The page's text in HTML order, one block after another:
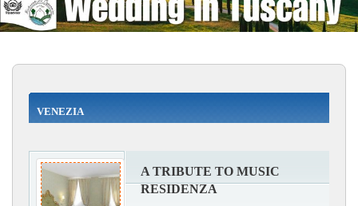
VENEZIA
A TRIBUTE TO MUSIC
RESIDENZA